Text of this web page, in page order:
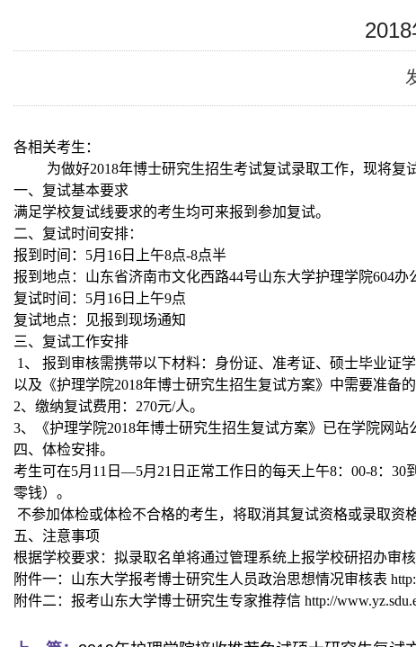
各相关考生：
为做好2018年博士研究生招生考试复试录取工作，现将复
一、复试基本要求
满足学校复试线要求的考生均可来报到参加复试。
二、复试时间安排：
报到时间： 5月 16 日上午8点-8点半
报到地点：山东省济南市文化西路44号山东大学护理学院604办
复试时间： 5月 16 日上午9点
复试地点：见报到现场通知
三、复试工作安排
1 、 报到审核需携带以下材料：身份证、准考证、硕士毕业证
以及《护理学院2018年博士研究生招生复试方案》中需要准备的
2、缴纳复试费用： 270元/人。
3、《护理学院2018年博士研究生招生复试方案》已在学院网站
四、体检安排。
考生可在5月 11 日—5月 21 日正常工作日的每天上午8： 00-8： 30
零钱）。
不参加体检或体检不合格的考生，将取消其复试资格或录取资格
五、注意事项
根据学校要求：拟录取名单将通过管理系统上报学校研招办审
附件一：山东大学报考博士研究生人员政治思想情况审核表
附件二：报考山东大学博士研究生专家推荐信 http://